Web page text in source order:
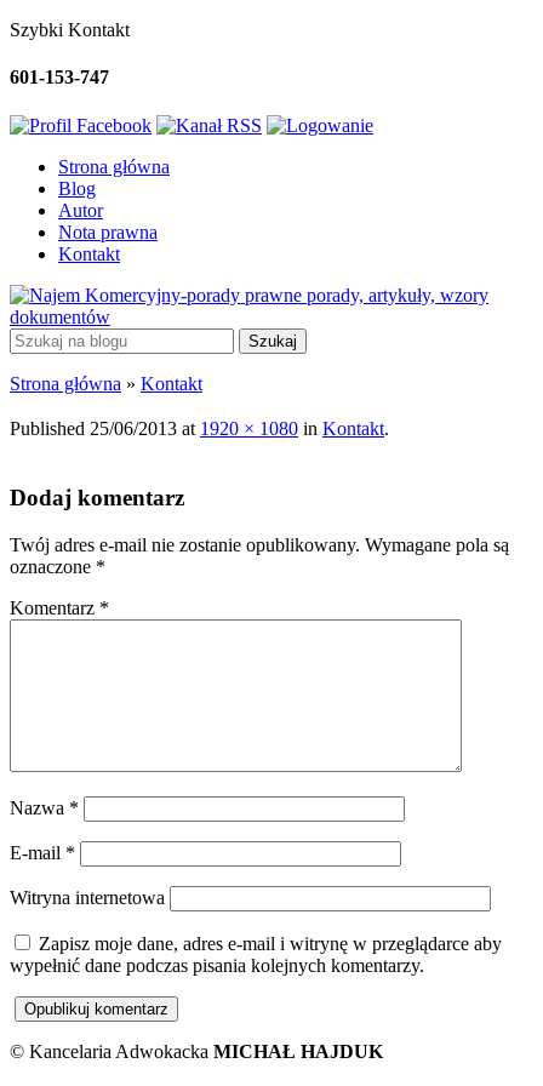
Szybki Kontakt
601-153-747
Strona główna
Blog
Autor
Nota prawna
Kontakt
porady, artykuły, wzory
dokumentów
Strona główna » Kontakt
Published 25/06/2013 at 1920 × 1080 in Kontakt.
Dodaj komentarz
Twój adres e-mail nie zostanie opublikowany. Wymagane pola są
oznaczone *
Komentarz *
Nazwa *
E-mail *
Witryna internetowa
Zapisz moje dane, adres e-mail i witrynę w przeglądarce aby
wypełnić dane podczas pisania kolejnych komentarzy.
© Kancelaria Adwokacka MICHAŁ HAJDUK